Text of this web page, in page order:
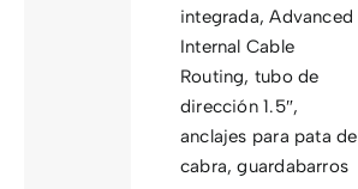
integrada, Advanced
Internal Cable
Routing, tubo de
dirección 1.5″,
anclajes para pata de
cabra, guardabarros